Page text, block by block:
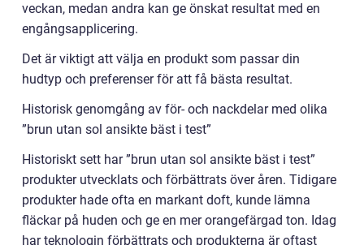
veckan, medan andra kan ge önskat resultat med en
engångsapplicering.
Det är viktigt att välja en produkt som passar din
hudtyp och preferenser för att få bästa resultat.
Historisk genomgång av för- och nackdelar med olika
”brun utan sol ansikte bäst i test”
Historiskt sett har ”brun utan sol ansikte bäst i test”
produkter utvecklats och förbättrats över åren. Tidigare
produkter hade ofta en markant doft, kunde lämna
fläckar på huden och ge en mer orangefärgad ton. Idag
har teknologin förbättrats och produkterna är oftast